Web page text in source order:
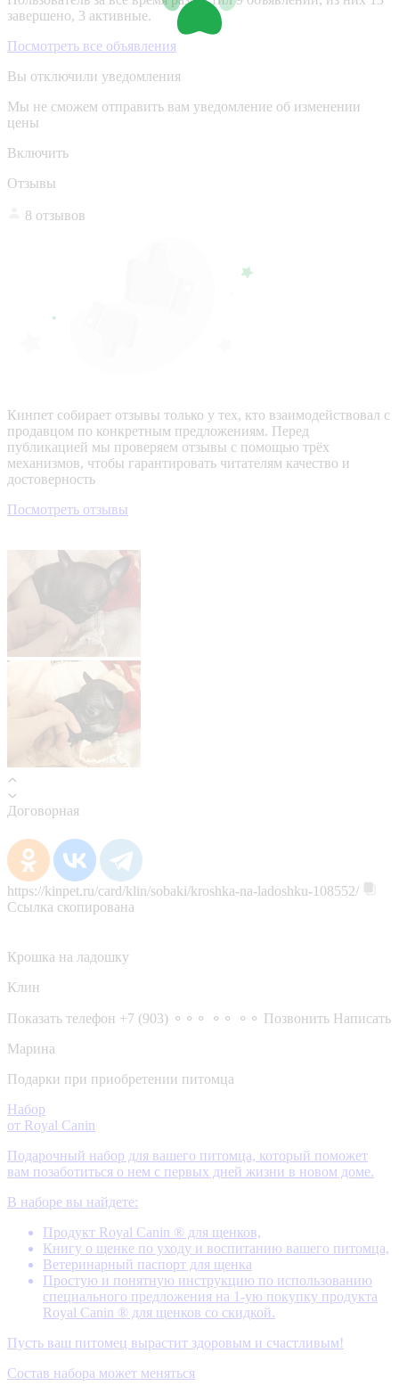
завершено, 3 активные.
Посмотреть все объявления
Вы отключили уведомления
Мы не сможем отправить вам уведомление об изменении
цены
Включить
Отзывы
8 отзывов
Кинпет собирает отзывы только у тех, кто взаимодействовал с
продавцом по конкретным предложениям. Перед
публикацией мы проверяем отзывы с помощью трёх
механизмов, чтобы гарантировать читателям качество и
достоверность
Посмотреть отзывы
Договорная
https://kinpet.ru/card/klin/sobaki/kroshka-na-ladoshku-108552/
Ссылка скопирована
Крошка на ладошку
Клин
Показать телефон +7 (903) ⚬⚬⚬ ⚬⚬ ⚬⚬ Позвонить Написать
Марина
Подарки при приобретении питомца
Набор
от Royal Canin
Подарочный набор для вашего питомца, который поможет
вам позаботиться о нем с первых дней жизни в новом доме.
В наборе вы найдете:
Продукт Royal Canin ® для щенков,
Книгу о щенке по уходу и воспитанию вашего питомца,
Ветеринарный паспорт для щенка
Простую и понятную инструкцию по использованию
специального предложения на 1-ую покупку продукта
Royal Canin ® для щенков со скидкой.
Пусть ваш питомец вырастит здоровым и счастливым!
Состав набора может меняться